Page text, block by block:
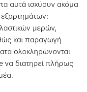
αυτά ισχύουν ακόμα
μερών,
και παραγωγή
ολοκληρώνονται
να διατηρεί πλήρως